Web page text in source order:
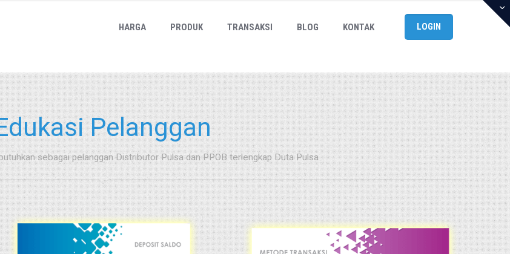
HARGA PRODUK TRANSAKSI BLOG KONTAK LOGIN
Pelanggan
sebagai pelanggan Distributor Pulsa dan PPOB terlengkap Duta Pulsa